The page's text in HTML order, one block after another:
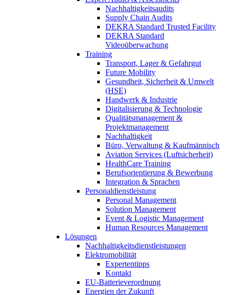
Nachhaltigkeitsaudits
Supply Chain Audits
DEKRA Standard Trusted Facility
DEKRA Standard
Videoüberwachung
Training
Transport, Lager & Gefahrgut
Future Mobility
Gesundheit, Sicherheit & Umwelt
(HSE)
Handwerk & Industrie
Digitalisierung & Technologie
Qualitätsmanagement &
Projektmanagement
Nachhaltigkeit
Büro, Verwaltung & Kaufmännisch
Aviation Services (Luftsicherheit)
HealthCare Training
Berufsorientierung & Bewerbung
Integration & Sprachen
Personaldienstleistung
Personal Management
Solution Management
Event & Logistic Management
Human Resources Management
Lösungen
Nachhaltigkeitsdienstleistungen
Elektromobilität
Expertentipps
Kontakt
EU-Batterieverordnung
Energien der Zukunft